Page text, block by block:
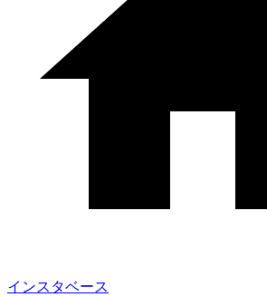
インスタベース